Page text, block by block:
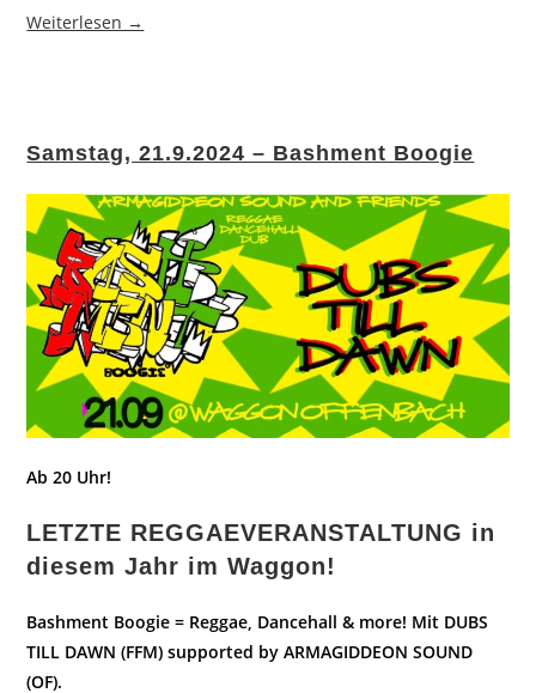
Weiterlesen →
Samstag, 21.9.2024 – Bashment Boogie
Ab 20 Uhr!
LETZTE REGGAEVERANSTALTUNG in
diesem Jahr im Waggon!
Bashment Boogie = Reggae, Dancehall & more! Mit DUBS
TILL DAWN (FFM) supported by ARMAGIDDEON SOUND
(OF).